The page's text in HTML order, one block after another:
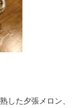
した夕張メロン、